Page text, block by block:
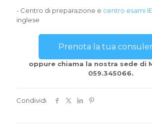
- Centro di preparazione e centro esami
inglese
Prenota la tua
oppure chiama la nostra sede di
059.345066.
Condividi